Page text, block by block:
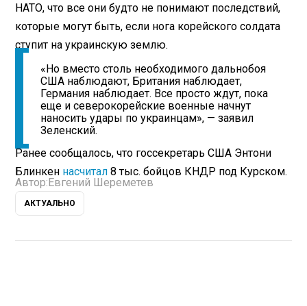
НАТО, что все они будто не понимают последствий,
которые могут быть, если нога корейского солдата
ступит на украинскую землю.
«Но вместо столь необходимого дальнобоя
США наблюдают, Британия наблюдает,
Германия наблюдает. Все просто ждут, пока
еще и северокорейские военные начнут
наносить удары по украинцам», — заявил
Зеленский.
Ранее сообщалось, что госсекретарь США Энтони
Блинкен насчитал 8 тыс. бойцов КНДР под Курском.
Автор: Евгений Шереметев
АКТУАЛЬНО